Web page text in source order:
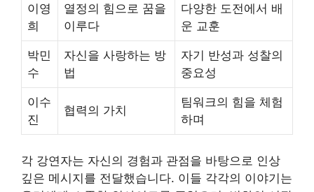
이영
희
열정의 힘으로 꿈을
이루다
다양한 도전에서 배
운 교훈
박민
수
자신을 사랑하는 방
법
자기 반성과 성찰의
중요성
이수
진
협력의 가치
팀워크의 힘을 체험
하며
각 강연자는 자신의 경험과 관점을 바탕으로 인상
깊은 메시지를 전달했습니다. 이들 각각의 이야기는